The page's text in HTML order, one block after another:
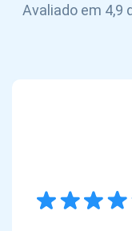
Avaliado em 4,9